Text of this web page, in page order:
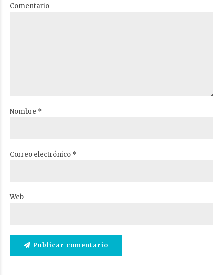
Comentario
Nombre *
Correo electrónico *
Web
Publicar comentario